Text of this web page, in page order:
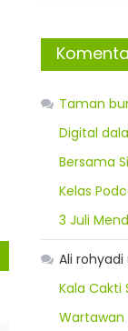
Taman
Digital
Bersama
Kelas
3 Juli
Ali rohyadi
Kala Cakti
Wartawan